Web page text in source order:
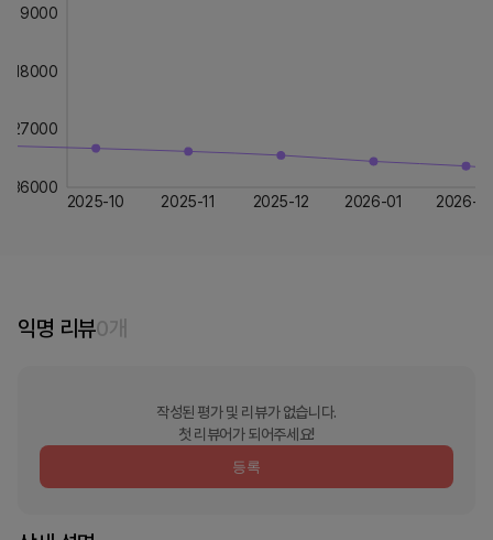
2025-10 2025-11 2025-12 2026-01 2026-
9000
18000
27000
36000
익명 리뷰0개
작성된 평가 및 리뷰가 없습니다.
첫 리뷰어가 되어주세요!
등록